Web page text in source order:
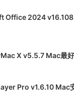
Office 2024
X v5.5.7 Mac最
Pro v1.6.10 Mac